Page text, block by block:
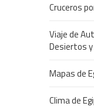
Cruceros
Viaje de
Desiertos
Mapas de
Clima de